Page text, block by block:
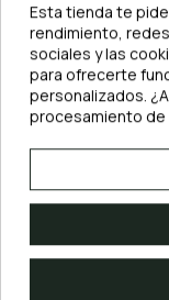
de tu acuario natural y
Esta tienda te
rendimiento,
sociales y las
para ofrecerte
personalizados.
procesamiento